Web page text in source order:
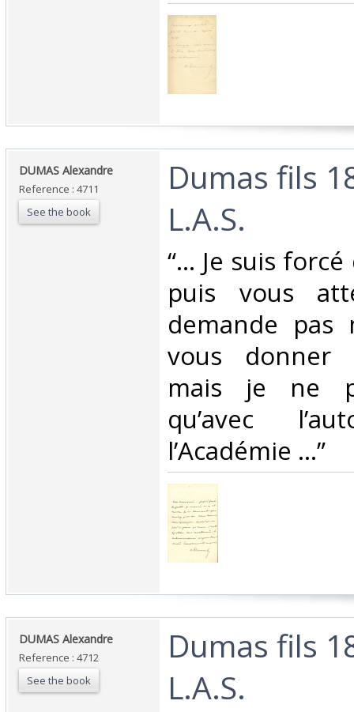
‎DUMAS Alexandre‎
Reference : 4711
See the book
‎Dumas fils
L.A.S. ‎
‎“... Je suis
puis vous
demande pas
vous donner
mais je ne
qu’avec
l’Académie ...” ‎
‎DUMAS Alexandre‎
Reference : 4712
See the book
‎Dumas fils
L.A.S. ‎